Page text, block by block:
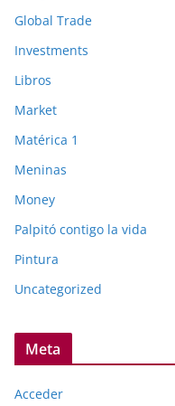
Global Trade
Investments
Libros
Market
Matérica 1
Meninas
Money
Palpitó contigo la vida
Pintura
Uncategorized
Meta
Acceder